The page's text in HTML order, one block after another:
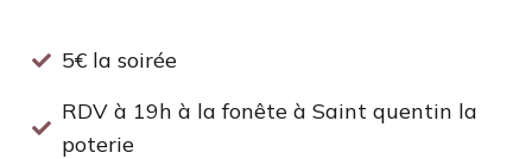
5€ la soirée
RDV à 19h à la fonête à Saint quentin la
poterie